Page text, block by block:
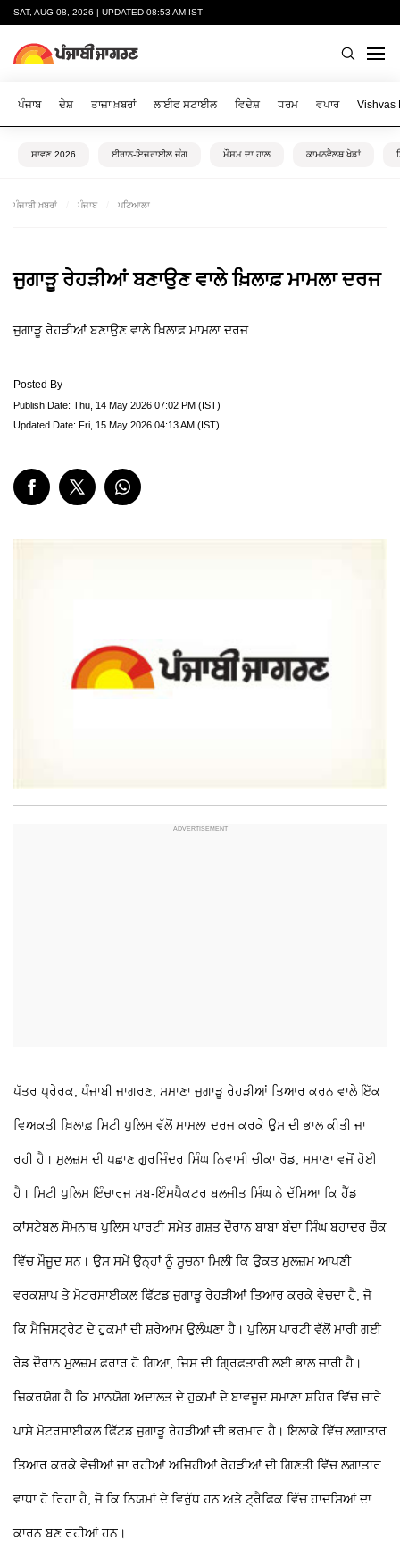
SAT, AUG 08, 2026 | UPDATED 08:53 AM IST
ਪੰਜਾਬ ਦੇਸ਼ ਤਾਜ਼ਾ ਖ਼ਬਰਾਂ ਲਾਈਫ ਸਟਾਈਲ ਵਿਦੇਸ਼ ਧਰਮ ਵਪਾਰ Vishvas
ਸਾਵਣ 2026 ਈਰਾਨ-ਇਜ਼ਰਾਈਲ ਜੰਗ ਮੌਸਮ ਦਾ ਹਾਲ ਕਾਮਨਵੈਲਥ ਖੇਡਾਂ
ਪੰਜਾਬੀ ਖ਼ਬਰਾਂ ਪੰਜਾਬ ਪਟਿਆਲਾ
ਜੁਗਾੜੂ ਰੇਹੜੀਆਂ ਬਣਾਉਣ ਵਾਲੇ ਖ਼ਿਲਾਫ਼ ਮਾਮਲਾ ਦਰਜ
ਜੁਗਾੜੂ ਰੇਹੜੀਆਂ ਬਣਾਉਣ ਵਾਲੇ ਖ਼ਿਲਾਫ਼ ਮਾਮਲਾ ਦਰਜ
Posted By
Publish Date: Thu, 14 May 2026 07:02 PM (IST)
Updated Date: Fri, 15 May 2026 04:13 AM (IST)
ਪੱਤਰ ਪ੍ਰੇਰਕ, ਪੰਜਾਬੀ ਜਾਗਰਣ, ਸਮਾਣਾਜੁਗਾੜੂ ਰੇਹੜੀਆਂ ਤਿਆਰ ਕਰਨ ਵਾਲੇ ਇੱਕ
ਵਿਅਕਤੀ ਖ਼ਿਲਾਫ਼ ਸਿਟੀ ਪੁਲਿਸ ਵੱਲੋਂ ਮਾਮਲਾ ਦਰਜ ਕਰਕੇ ਉਸ ਦੀ ਭਾਲ ਕੀਤੀ ਜਾ
ਰਹੀ ਹੈ। ਮੁਲਜ਼ਮ ਦੀ ਪਛਾਣ ਗੁਰਜਿੰਦਰ ਸਿੰਘ ਨਿਵਾਸੀ ਚੀਕਾ ਰੋਡ, ਸਮਾਣਾ ਵਜੋਂ ਹੋਈ
ਹੈ। ਸਿਟੀ ਪੁਲਿਸ ਇੰਚਾਰਜ ਸਬ-ਇੰਸਪੈਕਟਰ ਬਲਜੀਤ ਸਿੰਘ ਨੇ ਦੱਸਿਆ ਕਿ ਹੈੱਡ
ਕਾਂਸਟੇਬਲ ਸੋਮਨਾਥ ਪੁਲਿਸ ਪਾਰਟੀ ਸਮੇਤ ਗਸ਼ਤ ਦੌਰਾਨ ਬਾਬਾ ਬੰਦਾ ਸਿੰਘ ਬਹਾਦਰ ਚੌਕ
ਵਿੱਚ ਮੌਜੂਦ ਸਨ। ਉਸ ਸਮੇਂ ਉਨ੍ਹਾਂ ਨੂੰ ਸੂਚਨਾ ਮਿਲੀ ਕਿ ਉਕਤ ਮੁਲਜ਼ਮ ਆਪਣੀ
ਵਰਕਸ਼ਾਪਤੇ ਮੋਟਰਸਾਈਕਲ ਫਿੱਟਡ ਜੁਗਾੜੂ ਰੇਹੜੀਆਂ ਤਿਆਰ ਕਰਕੇ ਵੇਚਦਾ ਹੈ, ਜੋ
ਕਿ ਮੈਜਿਸਟ੍ਰੇਟ ਦੇ ਹੁਕਮਾਂ ਦੀ ਸ਼ਰੇਆਮ ਉਲੰਘਣਾ ਹੈ।ਪੁਲਿਸ ਪਾਰਟੀ ਵੱਲੋਂ ਮਾਰੀ ਗਈ
ਰੇਡ ਦੌਰਾਨ ਮੁਲਜ਼ਮ ਫ਼ਰਾਰ ਹੋ ਗਿਆ, ਜਿਸ ਦੀ ਗ੍ਰਿਫ਼ਤਾਰੀ ਲਈ ਭਾਲ ਜਾਰੀ ਹੈ।
ਜ਼ਿਕਰਯੋਗ ਹੈ ਕਿ ਮਾਨਯੋਗ ਅਦਾਲਤ ਦੇ ਹੁਕਮਾਂ ਦੇ ਬਾਵਜੂਦ ਸਮਾਣਾ ਸ਼ਹਿਰ ਵਿੱਚ ਚਾਰੇ
ਪਾਸੇ ਮੋਟਰਸਾਈਕਲ ਫਿੱਟਡ ਜੁਗਾੜੂ ਰੇਹੜੀਆਂ ਦੀ ਭਰਮਾਰ ਹੈ। ਇਲਾਕੇ ਵਿੱਚ ਲਗਾਤਾਰ
ਤਿਆਰ ਕਰਕੇ ਵੇਚੀਆਂ ਜਾ ਰਹੀਆਂ ਅਜਿਹੀਆਂ ਰੇਹੜੀਆਂ ਦੀ ਗਿਣਤੀ ਵਿੱਚ ਲਗਾਤਾਰ
ਵਾਧਾ ਹੋ ਰਿਹਾ ਹੈ, ਜੋ ਕਿ ਨਿਯਮਾਂ ਦੇ ਵਿਰੁੱਧ ਹਨ ਅਤੇ ਟ੍ਰੈਫਿਕ ਵਿੱਚ ਹਾਦਸਿਆਂ ਦਾ
ਕਾਰਨ ਬਣ ਰਹੀਆਂ ਹਨ।